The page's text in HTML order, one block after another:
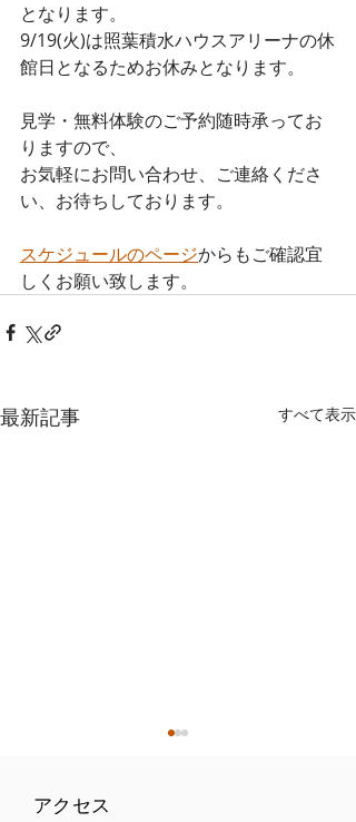
となります。
9/19(火)は照葉積水ハウスアリーナの休
館日となるためお休みとなります。
見学・無料体験のご予約随時承ってお
りますので、
お気軽にお問い合わせ、ご連絡くださ
い、お待ちしております。
スケジュールのページからもご確認宜
しくお願い致します。
最新記事 すべて表示
アクセス